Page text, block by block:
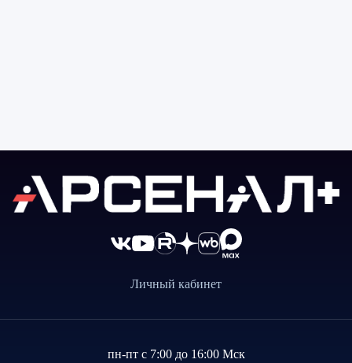
Личный кабинет
пн-пт с 7:00 до 16:00 Мск